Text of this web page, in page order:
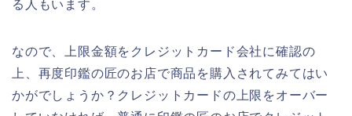
る人もいます。
なので、上限金額をクレジットカード会社に確認の
上、再度印鑑の匠のお店で商品を購入されてみてはい
かがでしょうか？クレジットカードの上限をオーバー